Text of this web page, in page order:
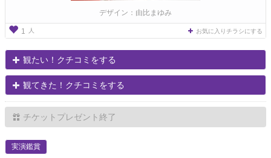
デザイン：由比まゆみ
1 人 お気に入りチラシにする
観たい！クチコミをする
観てきた！クチコミをする
チケットプレゼント終了
実演鑑賞